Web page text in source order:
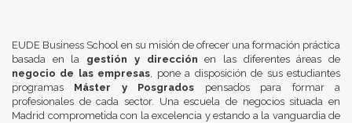
EUDE Business School en su misión de ofrecer una formación práctica
basada en la gestión y dirección en las diferentes áreas de
negocio de las empresas, pone a disposición de sus estudiantes
programas Máster y Posgrados pensados para formar a
profesionales de cada sector. Una escuela de negocios situada en
Madrid comprometida con la excelencia y estando a la vanguardia de